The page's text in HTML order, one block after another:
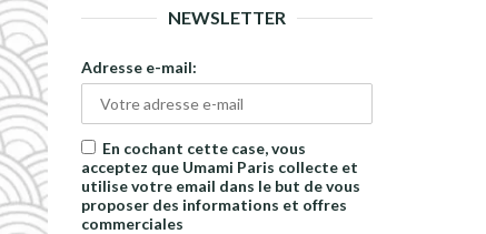
NEWSLETTER
Adresse e-mail:
En cochant cette case, vous
acceptez que Umami Paris collecte et
utilise votre email dans le but de vous
proposer des informations et offres
commerciales